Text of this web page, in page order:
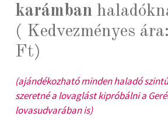
karámban
( Kedvezményes
Ft)
(ajándékozható minden haladó
szeretné a lovaglást kipróbálni a
lovasudvarában is)